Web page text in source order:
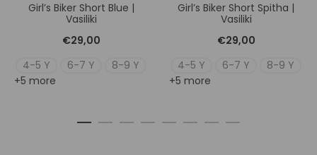
Girl’s Biker Short Blue |
Vasiliki
€29,00
4-5 Y
6-7 Y
8-9 Y
+5 more
Girl’s Biker Short Spitha |
Vasiliki
€29,00
4-5 Y
6-7 Y
8-9 Y
+5 more